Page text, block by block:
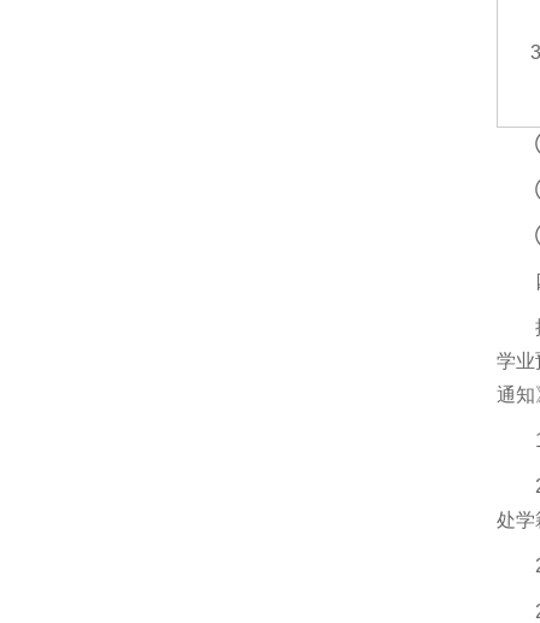
3
学业
通知
处学